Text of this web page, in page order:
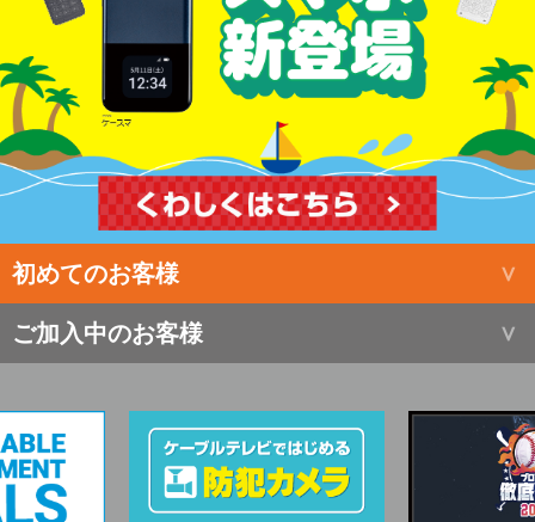
初めてのお客様
ご加入中のお客様